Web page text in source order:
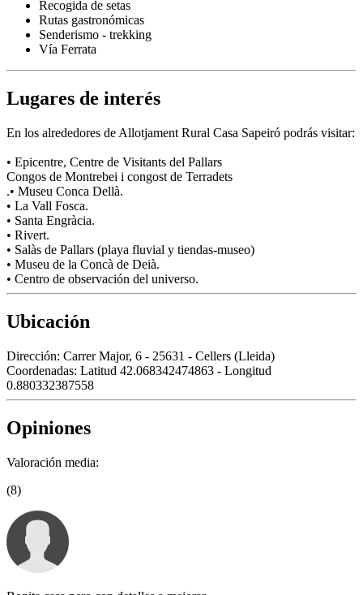
Recogida de setas
Rutas gastronómicas
Senderismo - trekking
Vía Ferrata
Lugares de interés
En los alrededores de Allotjament Rural Casa Sapeiró podrás visitar:
• Epicentre, Centre de Visitants del Pallars
Congos de Montrebei i congost de Terradets
.• Museu Conca Dellà.
• La Vall Fosca.
• Santa Engràcia.
• Rivert.
• Salàs de Pallars (playa fluvial y tiendas-museo)
• Museu de la Concà de Deià.
• Centro de observación del universo.
Ubicación
Dirección: Carrer Major, 6 - 25631 - Cellers (Lleida)
Coordenadas: Latitud 42.068342474863 - Longitud
0.880332387558
Opiniones
Valoración media:
(8)